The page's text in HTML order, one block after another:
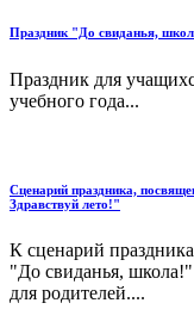
Праздник "До свиданья,
Праздник для
учебного года...
Сценарий праздника,
Здравствуй лето!"
К сценарий
"До свиданья, школа!"
для родителей....